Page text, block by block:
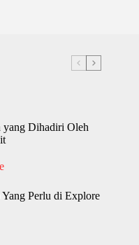
yang Dihadiri Oleh
Perlu di Explore